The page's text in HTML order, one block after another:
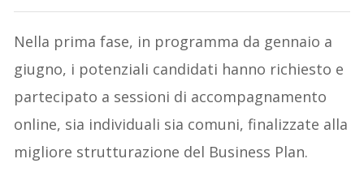
Nella prima fase, in programma da gennaio a
giugno, i potenziali candidati hanno richiesto e
partecipato a sessioni di accompagnamento
online, sia individuali sia comuni, finalizzate alla
migliore strutturazione del Business Plan.